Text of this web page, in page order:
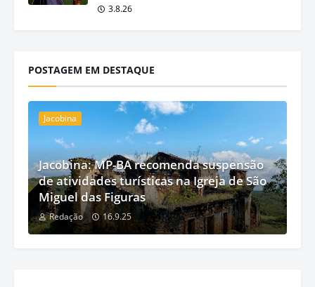
3.8.26
POSTAGEM EM DESTAQUE
Jacobina
Jacobina: MP-BA recomenda suspensão
de atividades turísticas na Igreja de São
Miguel das Figuras
Redação 16.9.25